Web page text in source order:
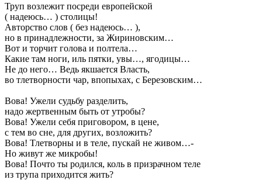
Труп возлежит посреди европейской
( надеюсь… ) столицы!
Авторство слов ( без надеюсь… ),
но в принадлежности, за Жириновским…
Вот и торчит голова и полтела…
Какие там ноги, иль пятки, увы…, ягодицы…
Не до него… Ведь якшается Власть,
во тлетворности чар, впопыхах, с Березовским…
Вова! Ужели судьбу разделить,
надо жертвенным быть от утробы?
Вова! Ужели себя приговором, в цене,
с тем во сне, для других, возложить?
Вова! Тлетворны и в теле, пускай не живом…-
Но живут же микробы!
Вова! Почто ты родился, коль в призрачном теле
из трупа приходится жить?